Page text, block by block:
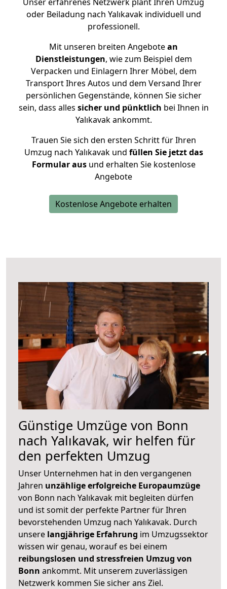
oder Beiladung nach Yalıkavak individuell und
professionell.
Mit unseren breiten Angebotean
Dienstleistungen, wie zum Beispiel dem
Verpacken und Einlagern Ihrer Möbel, dem
Transport Ihres Autos und dem Versand Ihrer
persönlichen Gegenstände, können Sie sicher
sein, dass alles sicher und pünktlich bei Ihnen in
Yalıkavak ankommt.
Trauen Sie sich den ersten Schritt für Ihren
Umzug nach Yalıkavak und füllen Sie jetzt das
Formular ausund erhalten Sie kostenlose
Angebote
Kostenlose Angebote erhalten
Günstige Umzüge von Bonn
nach Yalıkavak, wir helfen für
den perfekten Umzug
Unser Unternehmen hat in den vergangenen
Jahren unzählige erfolgreiche Europaumzüge
von Bonn nach Yalıkavak mit begleiten dürfen
und ist somit der perfekte Partner für Ihren
bevorstehenden Umzug nach Yalıkavak. Durch
unsere langjährige Erfahrung im Umzugssektor
wissen wir genau, worauf es bei einem
reibungslosen und stressfreien Umzug von
Bonn ankommt. Mit unserem zuverlässigen
Netzwerk kommen Sie sicher ans Ziel.